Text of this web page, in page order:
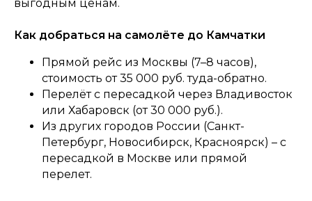
выгодным ценам.
Как добраться на самолёте до Камчатки
Прямой рейс из Москвы (7–8 часов),
стоимость от 35 000 руб. туда-обратно.
Перелёт с пересадкой через Владивосток
или Хабаровск (от 30 000 руб.).
Из других городов России (Санкт-
Петербург, Новосибирск, Красноярск) – с
пересадкой в Москве или прямой
перелет.